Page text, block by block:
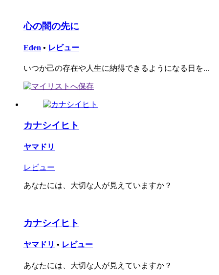
心の闇の先に
Eden • レビュー
いつか己の存在や人生に納得できるようになる日を...
カナシイヒト
ヤマドリ
レビュー
あなたには、大切な人が見えていますか？
カナシイヒト
ヤマドリ • レビュー
あなたには、大切な人が見えていますか？